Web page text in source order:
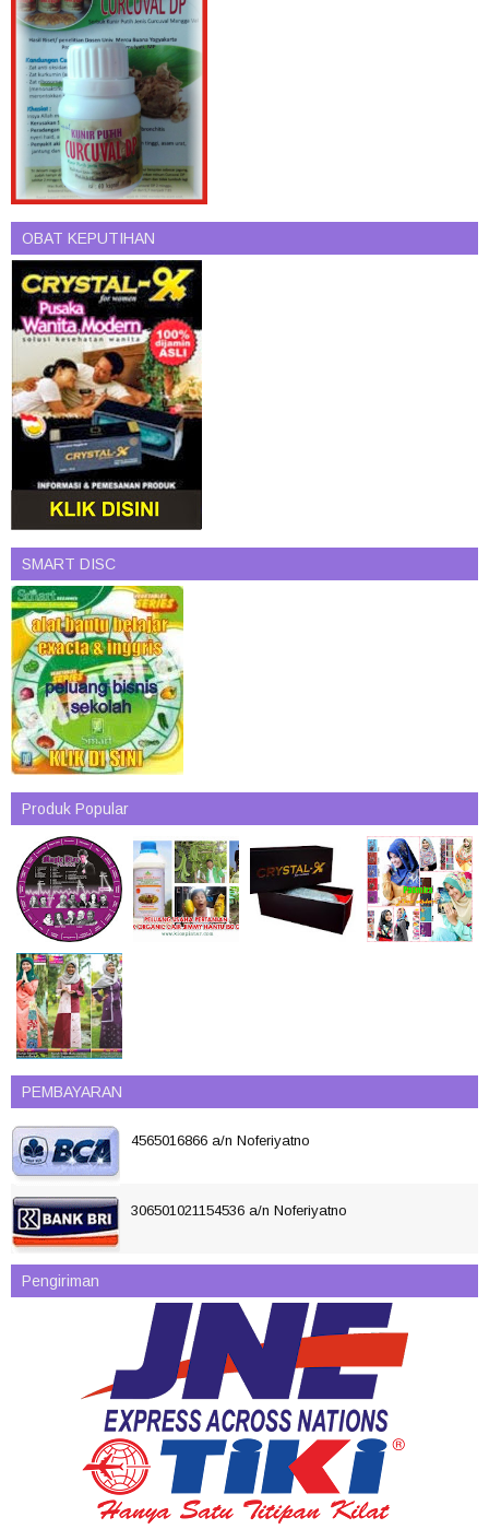
OBAT KEPUTIHAN
SMART DISC
Produk Popular
PEMBAYARAN
4565016866 a/n Noferiyatno
306501021154536 a/n Noferiyatno
Pengiriman